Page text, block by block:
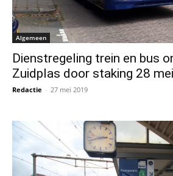
Algemeen
Dienstregeling trein en bus
Zuidplas door staking 28 mei
Redactie - 27 mei 2019